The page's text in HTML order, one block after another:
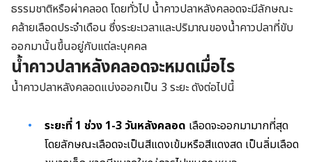
ธรรมชาติหรือผ่าคลอด โดยทั่วไป น้ำคาวปลาหลังคลอดจะมีลักษณะ
คล้ายเลือดประจำเดือน ซึ่งระยะเวลาและปริมาณของน้ำคาวปลาที่ขับ
ออกมานั้นขึ้นอยู่กับแต่ละบุคคล
น้ำคาวปลาหลังคลอดจะหมดเมื่อไร
น้ำคาวปลาหลังคลอดแบ่งออกเป็น 3 ระยะ ดังต่อไปนี้
ระยะที่ 1 ช่วง 1-3 วันหลังคลอด เลือดจะออกมามากที่สุด
โดยลักษณะเลือดจะเป็นสีแดงเข้มหรือสีแดงสด เป็นลิ่มเลือด